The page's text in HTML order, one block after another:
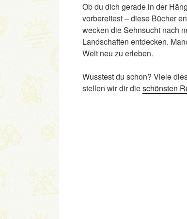
Ob du dich gerade in der
vorbereitest – diese Bücher
wecken die Sehnsucht nach
Landschaften entdecken.
Welt neu zu erleben.
Wusstest du schon? Viele
stellen wir dir dieschönsten